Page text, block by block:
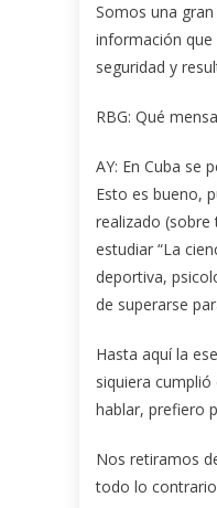
Somos una
información que
seguridad y
RBG: Qué
AY: En Cuba se
Esto es bueno,
realizado
estudiar “La
deportiva,
de superarse
Hasta aquí la
siquiera
hablar, prefiero
Nos retiramos
todo lo